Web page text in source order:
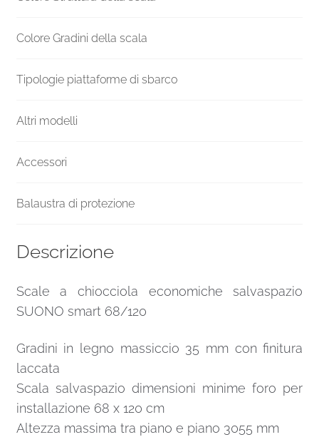
Colore Gradini della scala
Tipologie piattaforme di sbarco
Altri modelli
Accessori
Balaustra di protezione
Descrizione
Scale a chiocciola economiche salvaspazio
SUONO smart 68/120
Gradini in legno massiccio 35 mm con finitura
laccata
Scala salvaspazio dimensioni minime foro per
installazione 68 x 120 cm
Altezza massima tra piano e piano 3055 mm